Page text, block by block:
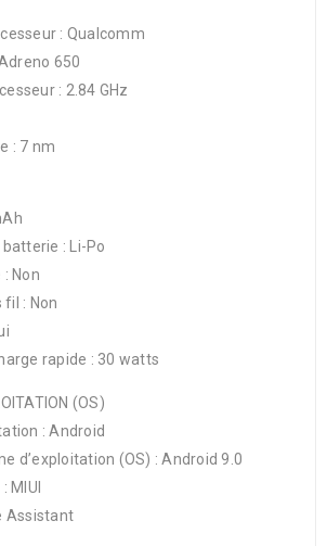
: Qualcomm
650
: 2.84 GHz
: 7 nm
: Li-Po
Non
: Non
rapide : 30 watts
(OS)
: Android
d’exploitation (OS) : Android 9.0
MIUI
Assistant